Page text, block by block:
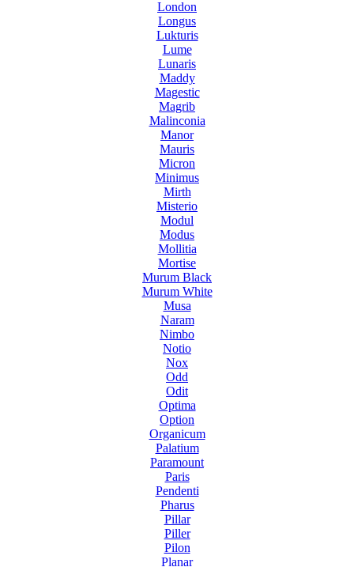
London
Longus
Lukturis
Lume
Lunaris
Maddy
Magestic
Magrib
Malinconia
Manor
Mauris
Micron
Minimus
Mirth
Misterio
Modul
Modus
Mollitia
Mortise
Murum Black
Murum White
Musa
Naram
Nimbo
Notio
Nox
Odd
Odit
Optima
Option
Organicum
Palatium
Paramount
Paris
Pendenti
Pharus
Pillar
Piller
Pilon
Planar